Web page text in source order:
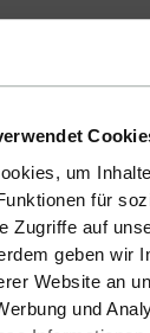
um
für
Zugriffe auf
geben wir
Website an
und
Contact
Hochschule
Alteburgstraße
72762